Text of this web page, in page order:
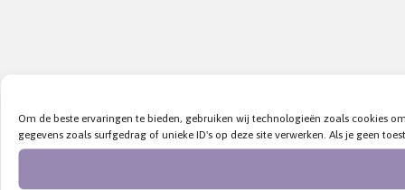
Om de beste ervaringen te bieden, gebruiken wij technologieën zoals cookies
gegevens zoals surfgedrag of unieke ID's op deze site verwerken. Als je geen